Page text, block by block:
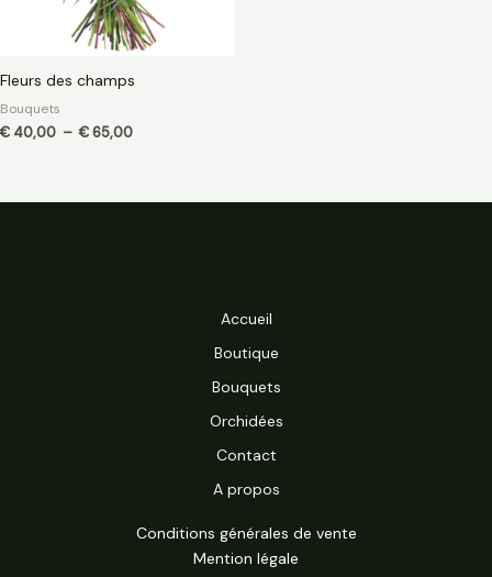
Fleurs des champs
Bouquets
€ 40,00 – €65,00
Accueil
Boutique
Bouquets
Orchidées
Contact
A propos
Conditions générales de vente
Mention légale